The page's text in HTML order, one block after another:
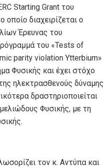
Starting Grant του
οποίο διαχειρίζεται ο
Έρευνας του
του «Tests of
parity violation Ytterbium»
Φυσικής και έχει στόχο
ηλεκτρασθενούς δύναμης
δραστηριοποιείται
Φυσικής, με τη
τον κ. Αντύπα και